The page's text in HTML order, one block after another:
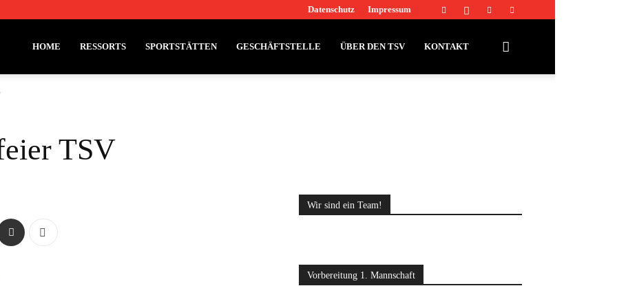
Datenschutz Impressum
HOME RESSORTS SPORTSTÄTTEN GESCHÄFTSTELLE ÜBER DEN TSV KONTAKT
TSV
Wir sind ein Team!
Vorbereitung 1. Mannschaft